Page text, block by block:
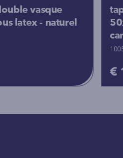
vasque
latex - naturel
€